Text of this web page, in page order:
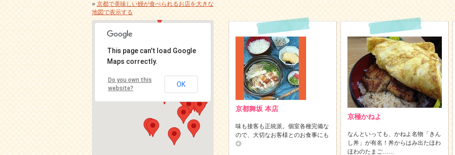
京都舞坂 本店
味も接客も正統派。個室各種完備な
ので、大切なお客様とのお食事にも
◎
京極かねよ
なんといっても、かねよ名物「きん
し丼」が有名！丼からはみ出たほわ
ほわのたまご……
»京都で美味しい鰻が食べられるお店を大きな
地図で表示する
This page can't load Google
Maps correctly.
Do you own this
website?
OK